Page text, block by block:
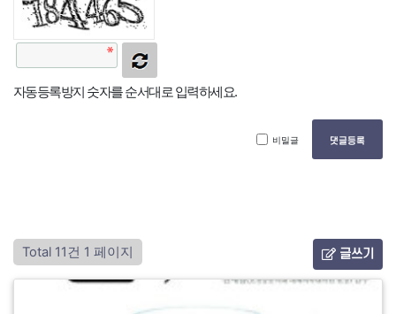
자동등록방지 숫자를 순서대로 입력하세요.
비밀글 댓글등록
Total 11건 1 페이지 글쓰기